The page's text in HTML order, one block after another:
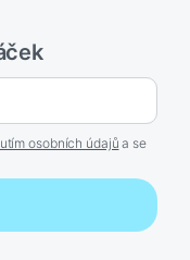
osobních údajůa se